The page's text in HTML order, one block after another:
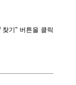
기" 버튼을 클릭